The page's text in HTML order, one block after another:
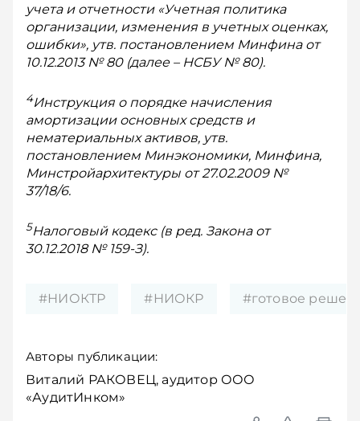
учета и отчетности «Учетная политика
организации, изменения в учетных оценках,
ошибки», утв. постановлением Минфина от
10.12.2013 № 80 (далее – НСБУ № 80).
4Инструкция о порядке начисления
амортизации основных средств и
нематериальных активов, утв.
постановлением Минэкономики, Минфина,
Минстройархитектуры от 27.02.2009 №
37/18/6.
5Налоговый кодекс (в ред. Закона от
30.12.2018 № 159-З).
#НИОКТР #НИОКР #готовое
Авторы публикации:
Виталий РАКОВЕЦ, аудитор ООО
«АудитИнком»